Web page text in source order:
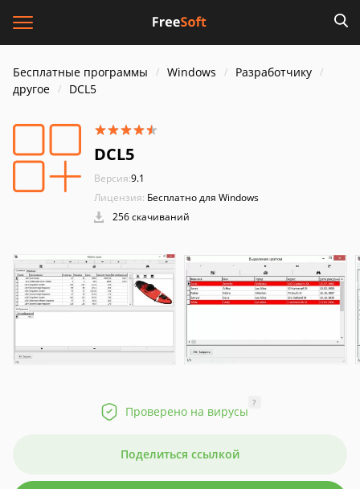
Бесплатные программы Windows
Разработчику
другое
DCL5
DCL5
Версия:9.1
Лицензия: Бесплатно для Windows
256 скачиваний
Проверено на вирусы
?
Поделиться ссылкой